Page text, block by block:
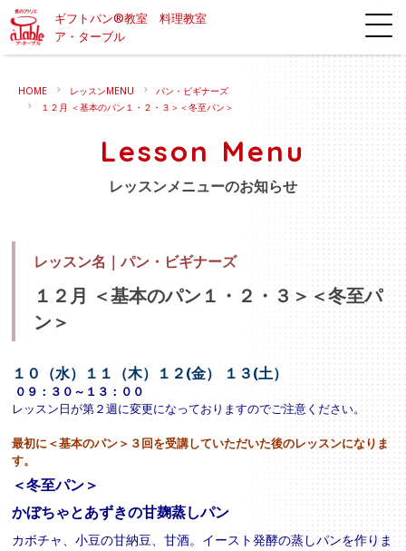
ギフトパン®教室 料理教室
ア・ターブル
HOME レッスンMENU
パン・ビギナーズ
１２月 ＜基本のパン１・２・３＞＜冬至パン＞
Lesson Menu
レッスンメニューのお知らせ
レッスン名｜ パン・ビギナーズ
１２月 ＜基本のパン１・２・３＞＜冬至パ
ン＞
１０（水）１１（木）１２(金） １３(土）
０９：３０～１３：００
レッスン日が第２週に変更になっておりますのでご注意ください。
最初に＜基本のパン＞３回を受講していただいた後のレッスンになりま
す。
＜冬至パン＞
かぼちゃとあずきの甘麹蒸しパン
カボチャ、小豆の甘納豆、甘酒。イースト発酵の蒸しパンを作りま